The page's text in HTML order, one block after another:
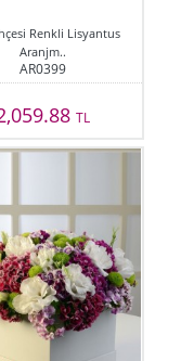
Renkli Lisyantus
Aranjm..
AR0399
TL